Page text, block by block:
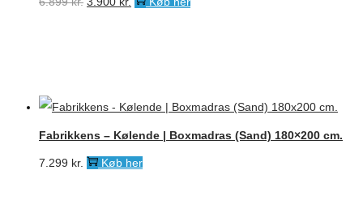
Fabrikkens – Kølende | Boxmadras (Sand) 180×200 cm.
7.299 kr. Køb her